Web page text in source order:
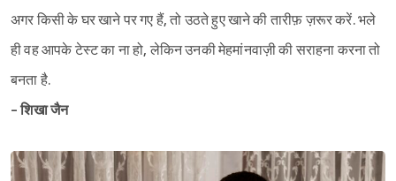
अगर किसी के घर खाने पर गए हैं, तो उठते हुए खाने की तारीफ़ ज़रूर करें. भले
ही वह आपके टेस्ट का ना हो, लेकिन उनकी मेहमांनवाज़ी की सराहना करना तो
बनता है.
- शिखा जैन